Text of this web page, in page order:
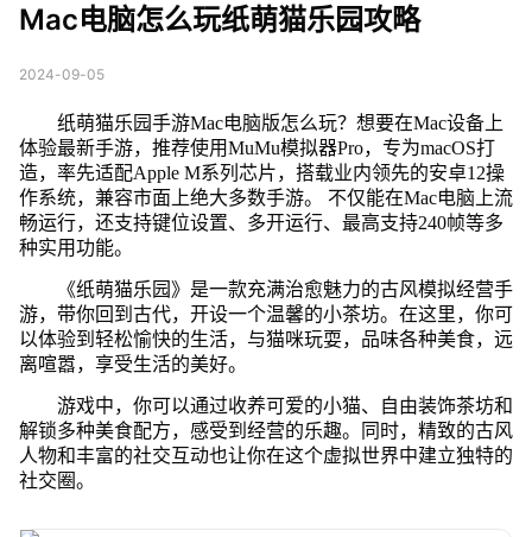
Mac电脑怎么玩纸萌猫乐园攻略
2024-09-05
纸萌猫乐园手游Mac电脑版怎么玩？想要在Mac设备上
体验最新手游，推荐使用MuMu模拟器Pro，专为macOS打
造，率先适配Apple M系列芯片，搭载业内领先的安卓12操
作系统，兼容市面上绝大多数手游。 不仅能在Mac电脑上流
畅运行，还支持键位设置、多开运行、最高支持240帧等多
种实用功能。
《纸萌猫乐园》是一款充满治愈魅力的古风模拟经营手
游，带你回到古代，开设一个温馨的小茶坊。在这里，你可
以体验到轻松愉快的生活，与猫咪玩耍，品味各种美食，远
离喧嚣，享受生活的美好。
游戏中，你可以通过收养可爱的小猫、自由装饰茶坊和
解锁多种美食配方，感受到经营的乐趣。同时，精致的古风
人物和丰富的社交互动也让你在这个虚拟世界中建立独特的
社交圈。